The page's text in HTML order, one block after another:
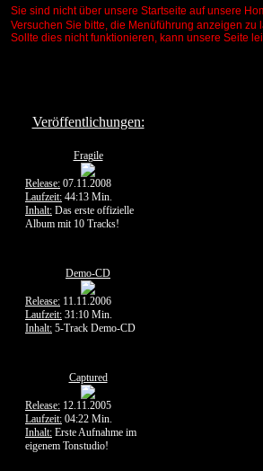
Sie sind nicht über unsere Startseite auf unsere
Versuchen Sie bitte, die Menüführung anzeigen zu
Sollte dies nicht funktionieren, kann unsere Seite
Veröffentlichungen:
Fragile
Release: 07.11.2008
Laufzeit: 44:13 Min.
Inhalt: Das erste offizielle
Album mit 10 Tracks!
Demo-CD
Release: 11.11.2006
Laufzeit: 31:10 Min.
Inhalt: 5-Track Demo-CD
Captured
Release: 12.11.2005
Laufzeit: 04:22 Min.
Inhalt: Erste Aufnahme im
eigenem Tonstudio!